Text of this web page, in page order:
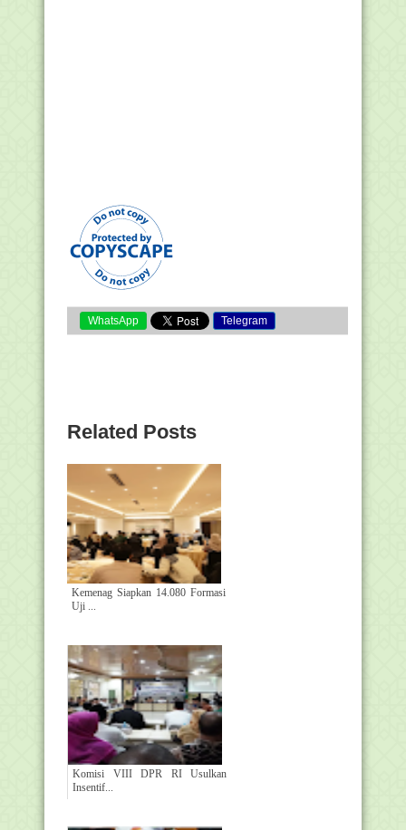
WhatsApp Telegram
Related Posts
Kemenag Siapkan 14.080 Formasi
Uji ...
Komisi VIII DPR RI Usulkan
Insentif...